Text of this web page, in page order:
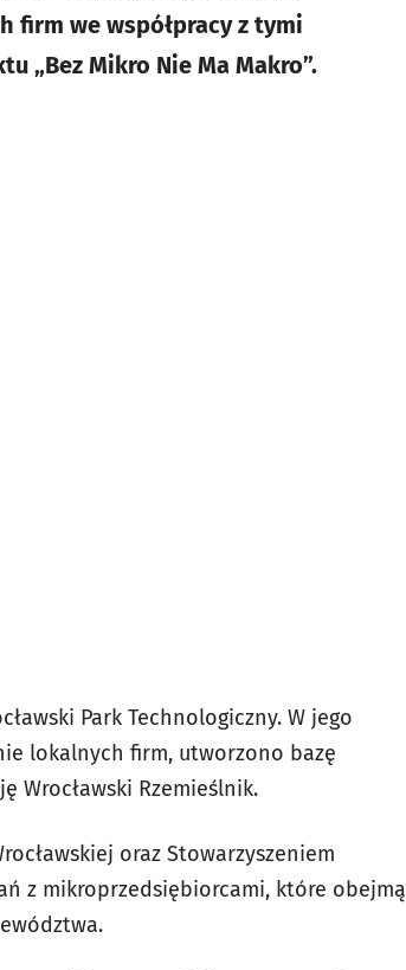
firm we współpracy z tymi
„Bez Mikro Nie Ma Makro”.
Park Technologiczny. W jego
lokalnych firm, utworzono bazę
Wrocławski Rzemieślnik.
oraz Stowarzyszeniem
z mikroprzedsiębiorcami, które obejmą